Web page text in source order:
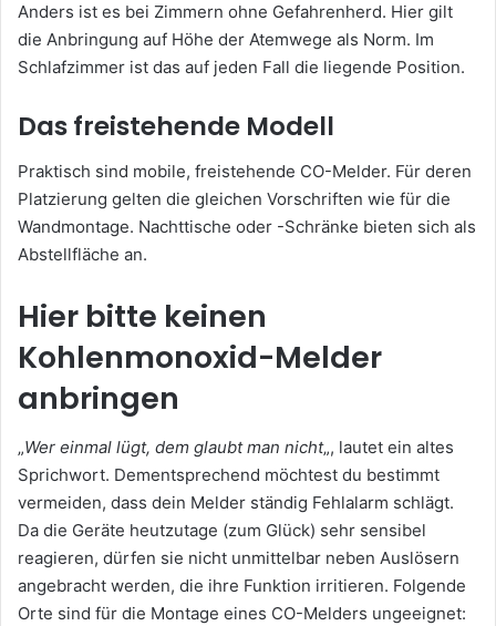
Anders ist es bei Zimmern ohne Gefahrenherd. Hier gilt
die Anbringung auf Höhe der Atemwege als Norm. Im
Schlafzimmer ist das auf jeden Fall die liegende Position.
Das freistehende Modell
Praktisch sind mobile, freistehende CO-Melder. Für deren
Platzierung gelten die gleichen Vorschriften wie für die
Wandmontage. Nachttische oder -Schränke bieten sich als
Abstellfläche an.
Hier bitte keinen
Kohlenmonoxid-Melder
anbringen
„Wer einmal lügt, dem glaubt man nicht„, lautet ein altes
Sprichwort. Dementsprechend möchtest du bestimmt
vermeiden, dass dein Melder ständig Fehlalarm schlägt.
Da die Geräte heutzutage (zum Glück) sehr sensibel
reagieren, dürfen sie nicht unmittelbar neben Auslösern
angebracht werden, die ihre Funktion irritieren. Folgende
Orte sind für die Montage eines CO-Melders ungeeignet: